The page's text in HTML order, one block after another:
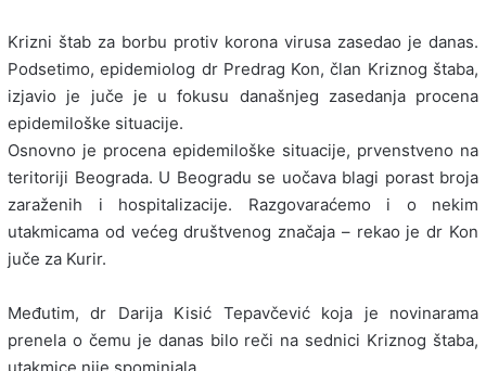
Krizni štab za borbu protiv korona virusa zasedao je danas.
Podsetimo, epidemiolog dr Predrag Kon, član Kriznog štaba,
izjavio je juče je u fokusu današnjeg zasedanja procena
epidemiloške situacije.
Osnovno je procena epidemiloške situacije, prvenstveno na
teritoriji Beograda. U Beogradu se uočava blagi porast broja
zaraženih i hospitalizacije. Razgovaraćemo i o nekim
utakmicama od većeg društvenog značaja – rekao je dr Kon
juče za Kurir.
Međutim, dr Darija Kisić Tepavčević koja je novinarama
prenela o čemu je danas bilo reči na sednici Kriznog štaba,